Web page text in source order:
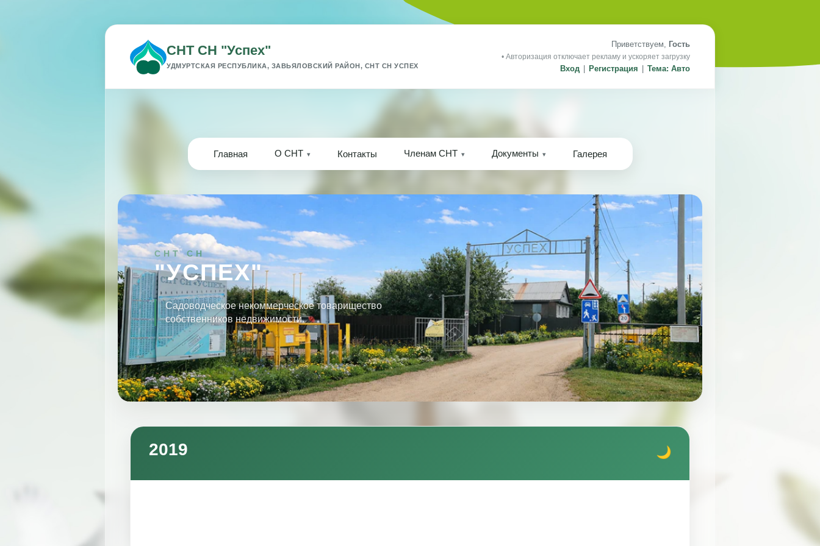
СНТ СН "Успех"
УДМУРТСКАЯ РЕСПУБЛИКА, ЗАВЬЯЛОВСКИЙ РАЙОН, СНТ СН УСПЕХ
Приветствуем, Гость
• Авторизация отключает рекламу и ускоряет загрузку
Вход Регистрация Тема: Авто
Главная О СНТ Контакты Членам СНТ Документы Галерея
СНТ СН
"УСПЕХ"
Садоводческое некоммерческое товарищество
собственников недвижимости.
2019